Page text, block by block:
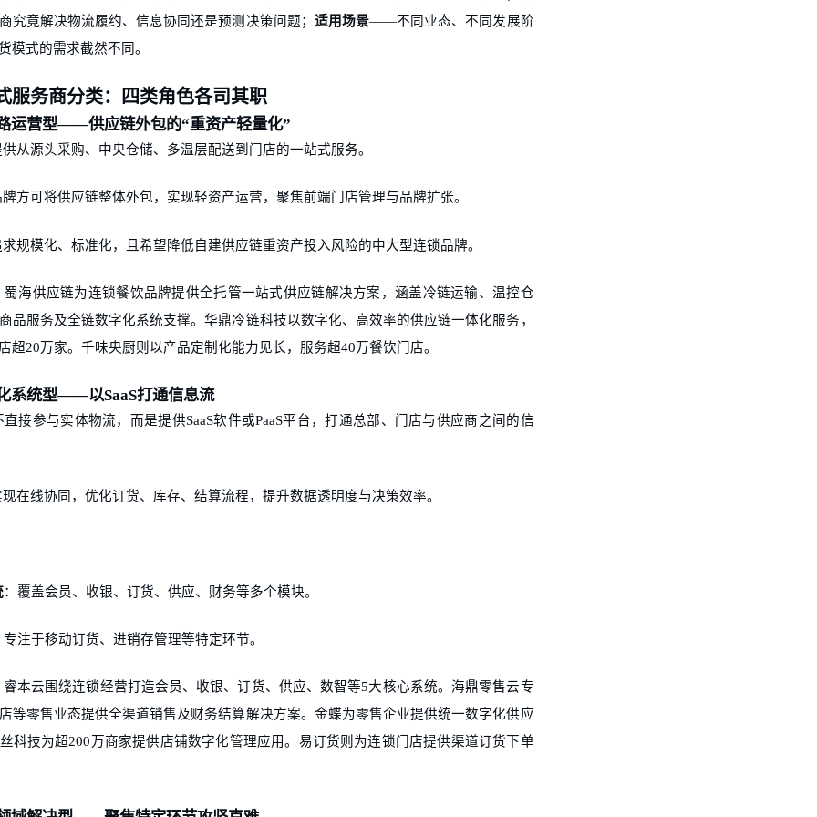
竟解决物流履约、信息协同还是预测决策问题； 适用场景——不同业态、不同发展阶
模式的需求截然不同。
服务商分类：四类角色各司其职
运营型——供应链外包的“重资产轻量化”
从源头采购、中央仓储、多温层配送到门店的一站式服务。
方可将供应链整体外包，实现轻资产运营，聚焦前端门店管理与品牌扩张。
规模化、标准化，且希望降低自建供应链重资产投入风险的中大型连锁品牌。
蜀海供应链为连锁餐饮品牌提供全托管一站式供应链解决方案，涵盖冷链运输、温控仓
品服务及全链数字化系统支撑。华鼎冷链科技以数字化、高效率的供应链一体化服务，
超20万家。千味央厨则以产品定制化能力见长，服务超40万餐饮门店。
系统型——以SaaS打通信息流
直接参与实体物流，而是提供SaaS软件或PaaS平台，打通总部、门店与供应商之间的信
在线协同，优化订货、库存、结算流程，提升数据透明度与决策效率。
：覆盖会员、收银、订货、供应、财务等多个模块。
专注于移动订货、进销存管理等特定环节。
睿本云围绕连锁经营打造会员、收银、订货、供应、数智等5大核心系统。海鼎零售云专
等零售业态提供全渠道销售及财务结算解决方案。金蝶为零售企业提供统一数字化供应
科技为超200万商家提供店铺数字化管理应用。易订货则为连锁门店提供渠道订货下单